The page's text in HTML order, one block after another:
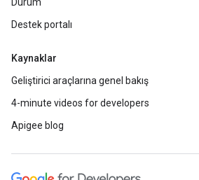
Destek portalı
Kaynaklar
Geliştirici araçlarına genel bakış
4-minute videos for developers
Apigee blog